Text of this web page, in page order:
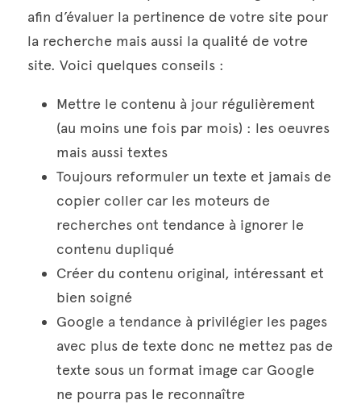
afin d’évaluer la pertinence de votre site pour
la recherche mais aussi la qualité de votre
site. Voici quelques conseils :
Mettre le contenu à jour régulièrement
(au moins une fois par mois) : les oeuvres
mais aussi textes
Toujours reformuler un texte et jamais de
copier coller car les moteurs de
recherches ont tendance à ignorer le
contenu dupliqué
Créer du contenu original, intéressant et
bien soigné
Google a tendance à privilégier les pages
avec plus de texte donc ne mettez pas de
texte sous un format image car Google
ne pourra pas le reconnaître